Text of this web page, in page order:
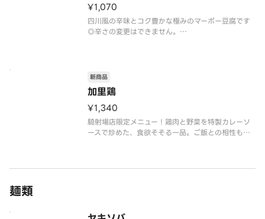
¥1,070
四川風の辛味とコク豊かな極みのマーボー豆腐です
◎辛さの変更はできません。
加里鶏
新商品
¥1,340
騎射場店限定メニュー！鶏肉と野菜を特製カレーソ
ースで炒めた、食欲そそる一品。ご飯との相性も抜
麺類